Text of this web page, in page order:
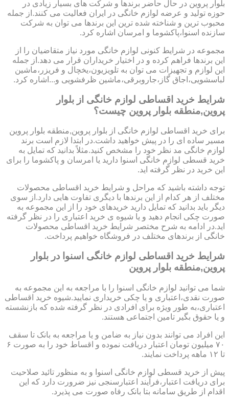
بلوار پروین در حال حاضر برندها و شرکت های بسیار زیادی در
حوزه تولید و عرضه لوازم خانگی در ایران فعالیت می کنند.از جمله
محبوب ترین و شناخته شده ترین این برندها می توان به شرکت
سازنده اسنوا،پاکشوما و امرسان اشاره کرد.
مجموعه در شرایط کنونی لوازم خانگی مورد نیاز متقاضیان را از
این برندها فراهم کرده و در اختیار خریداران قرار می دهد.از جمله
این لوازم و تجهیزات می توان به تلویزیون،یخچال و فریزر،ماشین
لباسشویی،اجاق گاز،جاروبرقی،ماشین ظرفشویی و...اشاره کرد.
شرایط خرید اقساطی لوازم خانگی از بلوار
پروین,منطقه بلوار پروین چیست؟
برای خرید اقساطی لوازم خانگی از بلوار پروین,منطقه بلوار پروین
مسیر ساده ای را در پیش خواهید داشت.در ابتدا لازم است برند
لوازم خانگی مد نظر خود را مشخص کنید.مثلاً بدانید که تمایل به
خرید قسطی لوازم خانگی اسنوا دارید یا امرسان و پاکشوما را برای
این خرید در نظر گرفته اید.
توجه داشته باشید که مراحل و شرایط خرید اقساطی محصولات
مختلف از هر کدام از این برندها با دیگری تفاوت هایی دارد.از سوی
دیگر باید بدانید که تمایل دارید خریدهای خود را از این مجموعه به
صورت چکی انجام دهید و یا شیوه ی خرید اعتباری را در نظر گرفته
اید.در ادامه به شرح مختصر شرایط خرید اقساطی محصولات
خانگی از برندهای مختلف در فروشگاه خواهیم پرداخت.
شرایط خرید اقساطی لوازم خانگی اسنوا در بلوار
پروین,منطقه بلوار پروین
شما می توانید لوازم خانگی اسنوا را با مراجعه به این مجموعه به
صورت نقدی،اعتباری و یا چکی خریداری نمایید.شیوه خرید اقساطی
اعتباری،به طور ویژه برای افرادی در نظر گرفته شده که بازنشسته
و یا حقوق بگیر تامین اجتماعی هستند.
این افراد می توانند بدون نیاز به ضامن و یا مراجعه به بانک تا سقف
۷۰ میلیون تومان اعتبار دریافت نموده و اقساط خود را به صورت ۶
تا ۱۲ ماهه پرداخت نمایند.
پیش از خرید قسطی لوازم خانگی اسنوا و به منظور تائید صلاحیت
برای دریافت اعتبار،فرآیند اعتبارسنجی نیز ضرورت دارد که این
اقدام از طریق سامانه بتا بانک رفاه صورت می پذیرد.